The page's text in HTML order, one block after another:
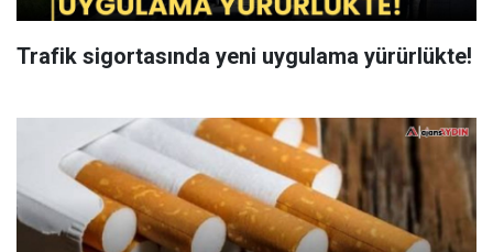
Trafik sigortasında yeni uygulama yürürlükte!